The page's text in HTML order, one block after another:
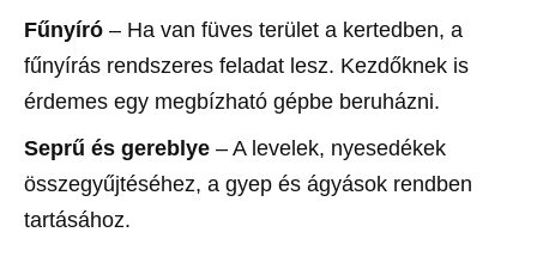
Fűnyíró – Ha van füves terület a kertedben, a
fűnyírás rendszeres feladat lesz. Kezdőknek is
érdemes egy megbízható gépbe beruházni.
Seprű és gereblye – A levelek, nyesedékek
összegyűjtéséhez, a gyep és ágyások rendben
tartásához.